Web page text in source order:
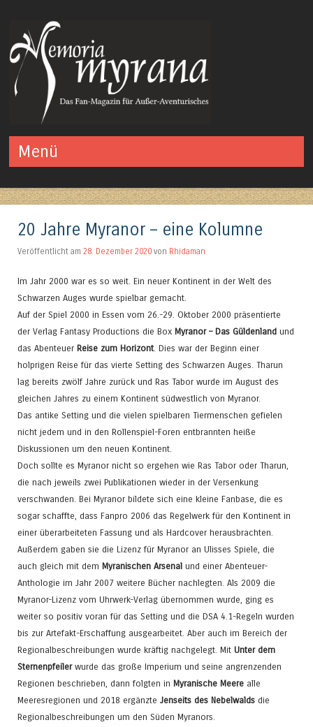
Menü
20 Jahre Myranor – eine Kolumne
Veröffentlicht am 28. Dezember 2020 von Rhidaman
Im Jahr 2000 war es so weit. Ein neuer Kontinent in der Welt des
Schwarzen Auges wurde spielbar gemacht.
Auf der Spiel 2000 in Essen vom 26.-29. Oktober 2000 präsentierte
der Verlag Fantasy Productions die Box Myranor – Das Güldenland und
das Abenteuer Reise zum Horizont. Dies war der Beginn einer
holprigen Reise für das vierte Setting des Schwarzen Auges. Tharun
lag bereits zwölf Jahre zurück und Ras Tabor wurde im August des
gleichen Jahres zu einem Kontinent südwestlich von Myranor.
Das antike Setting und die vielen spielbaren Tiermenschen gefielen
nicht jedem und in den Rollenspiel-Foren entbrannten heiße
Diskussionen um den neuen Kontinent.
Doch sollte es Myranor nicht so ergehen wie Ras Tabor oder Tharun,
die nach jeweils zwei Publikationen wieder in der Versenkung
verschwanden. Bei Myranor bildete sich eine kleine Fanbase, die es
sogar schaffte, dass Fanpro 2006 das Regelwerk für den Kontinent in
einer überarbeiteten Fassung und als Hardcover herausbrachten.
Außerdem gaben sie die Lizenz für Myranor an Ulisses Spiele, die
auch gleich mit dem Myranischen Arsenal und einer Abenteuer-
Anthologie im Jahr 2007 weitere Bücher nachlegten. Als 2009 die
Myranor-Lizenz vom Uhrwerk-Verlag übernommen wurde, ging es
weiter so positiv voran für das Setting und die DSA 4.1-Regeln wurden
bis zur Artefakt-Erschaffung ausgearbeitet. Aber auch im Bereich der
Regionalbeschreibungen wurde kräftig nachgelegt. Mit Unter dem
Sternenpfeilerwurde das große Imperium und seine angrenzenden
Regionen beschrieben, dann folgten in Myranische Meere alle
Meeresregionen und 2018 ergänzte Jenseits des Nebelwalds die
Regionalbeschreibungen um den Süden Myranors.